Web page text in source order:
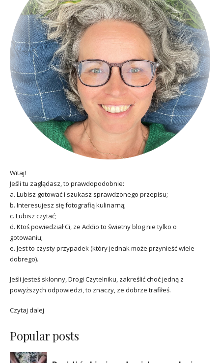
Witaj!
Jeśli tu zaglądasz, to prawdopodobnie:
a. Lubisz gotować i szukasz sprawdzonego przepisu;
b. Interesujesz się fotografią kulinarną;
c. Lubisz czytać;
d. Ktoś powiedział Ci, ze Addio to świetny blog nie tylko o
gotowaniu;
e. Jest to czysty przypadek (który jednak może przynieść wiele
dobrego).
Jeśli jesteś skłonny, Drogi Czytelniku, zakreślić choć jedną z
powyższych odpowiedzi, to znaczy, ze dobrze trafiłeś.
Czytaj dalej
Popular posts